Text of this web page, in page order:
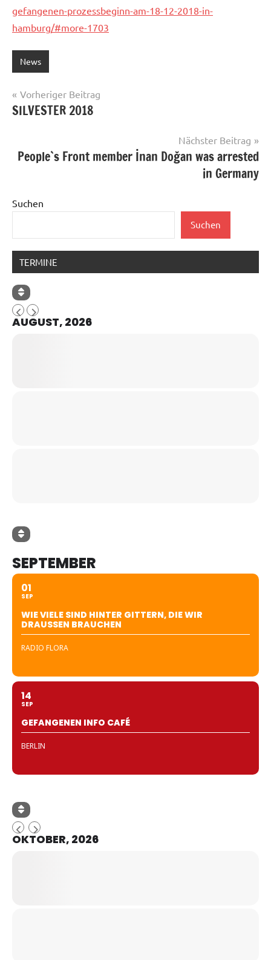
gefangenen-prozessbeginn-am-18-12-2018-in-
hamburg/#more-1703
News
Beitragsnavigation
Vorheriger Beitrag
SILVESTER 2018
Nächster Beitrag
People`s Front member İnan Doğan was arrested
in Germany
Suchen
Suchen
TERMINE
AUGUST, 2026
SEPTEMBER
01
SEP
WIE VIELE SIND HINTER GITTERN, DIE WIR
DRAUSSEN BRAUCHEN
RADIO FLORA
14
SEP
GEFANGENEN INFO CAFÉ
BERLIN
OKTOBER, 2026